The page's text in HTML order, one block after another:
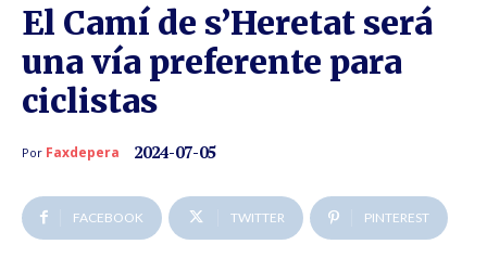
El Camí de s’Heretat será
una vía preferente para
ciclistas
Por Faxdepera 2024-07-05
FACEBOOK TWITTER PINTEREST